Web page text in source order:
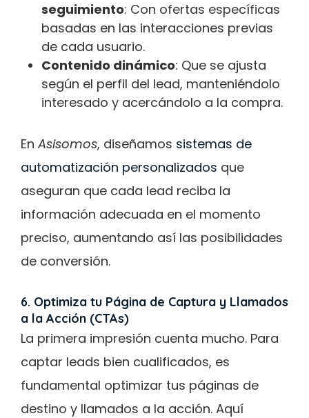
seguimiento: Con ofertas específicas
basadas en las interacciones previas
de cada usuario.
Contenido dinámico: Que se ajusta
según el perfil del lead, manteniéndolo
interesado y acercándolo a la compra.
En Asisomos, diseñamos sistemas de
automatización personalizados que
aseguran que cada lead reciba la
información adecuada en el momento
preciso, aumentando así las posibilidades
de conversión.
6. Optimiza tu Página de Captura y Llamados
a la Acción (CTAs)
La primera impresión cuenta mucho. Para
captar leads bien cualificados, es
fundamental optimizar tus páginas de
destino y llamados a la acción. Aquí